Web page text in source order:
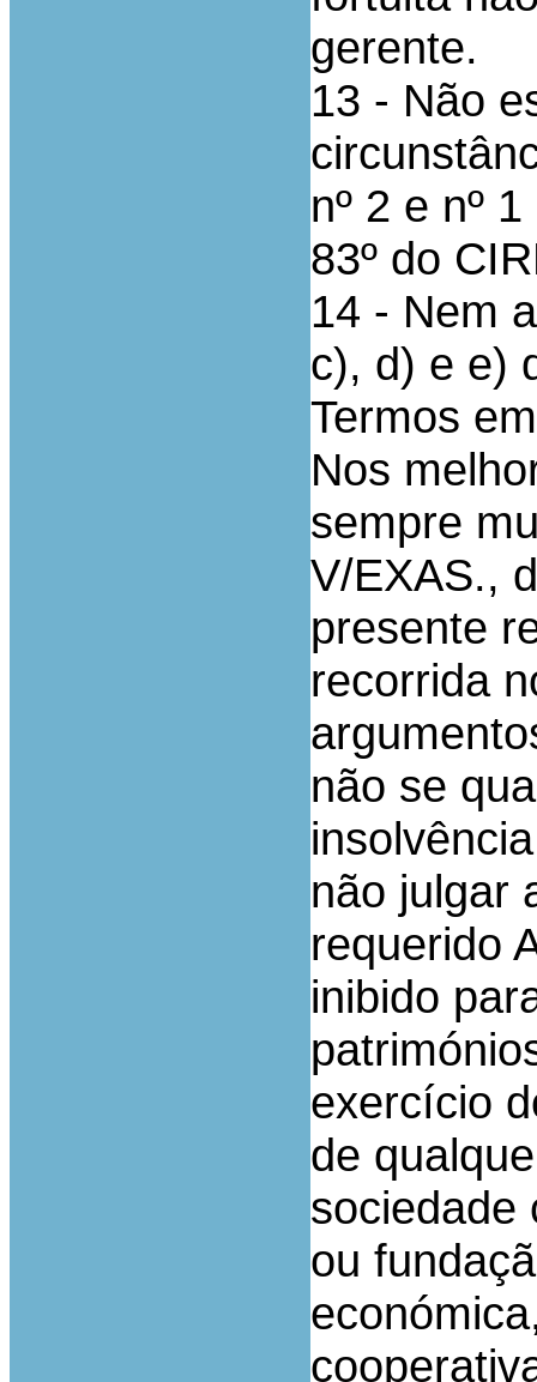
gerente.
13 - Não
nº 2 e nº
83º do
14 - Nem
c), d) e e)
Termos
Nos
sempre
V/EXAS.,
presente
recorrida
não se
não julgar
requerido
inibido
exercício
de
sociedade
ou